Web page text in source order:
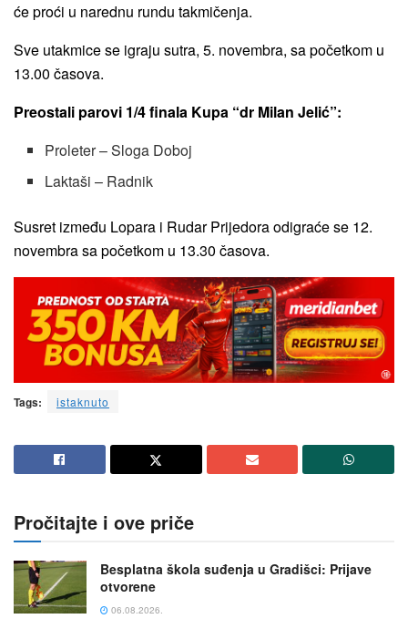
će proći u narednu rundu takmičenja.
Sve utakmice se igraju sutra, 5. novembra, sa početkom u
13.00 časova.
Preostali parovi 1/4 finala Kupa “dr Milan Jelić”:
Proleter – Sloga Doboj
Laktaši – Radnik
Susret između Lopara i Rudar Prijedora odigraće se 12.
novembra sa početkom u 13.30 časova.
Tags: istaknuto
Pročitajte i ove priče
Besplatna škola suđenja u Gradišci: Prijave
otvorene
06.08.2026.